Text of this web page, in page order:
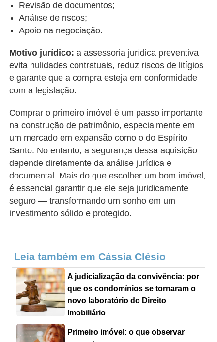
Revisão de documentos;
Análise de riscos;
Apoio na negociação.
Motivo jurídico: a assessoria jurídica preventiva
evita nulidades contratuais, reduz riscos de litígios
e garante que a compra esteja em conformidade
com a legislação.
Comprar o primeiro imóvel é um passo importante
na construção de patrimônio, especialmente em
um mercado em expansão como o do Espírito
Santo. No entanto, a segurança dessa aquisição
depende diretamente da análise jurídica e
documental. Mais do que escolher um bom imóvel,
é essencial garantir que ele seja juridicamente
seguro — transformando um sonho em um
investimento sólido e protegido.
Leia também em Cássia Clésio
A judicialização da convivência: por
que os condomínios se tornaram o
novo laboratório do Direito
Imobiliário
Primeiro imóvel: o que observar